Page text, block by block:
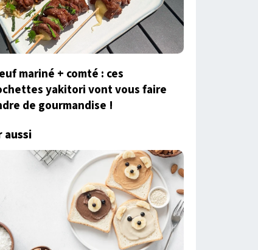
mariné + comté : ces
yakitori vont vous faire
de gourmandise !
aussi